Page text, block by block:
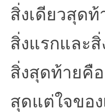
สิ่งเดียวสุด
สิ่งแรกและ
สิ่งสุดท้ายคื
สุดแต่ใจขอ